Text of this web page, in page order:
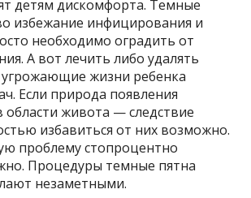
детям дискомфорта. Темные
избежание инфицирования и
необходимо оградить от
А вот лечить либо удалять
жизни ребенка
Если природа появления
области живота — следствие
избавиться от них возможно.
проблему стопроцентно
Процедуры темные пятна
незаметными.